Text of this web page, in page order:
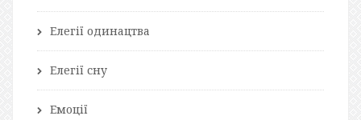
Елегії одинацтва
Елегії сну
Емоції